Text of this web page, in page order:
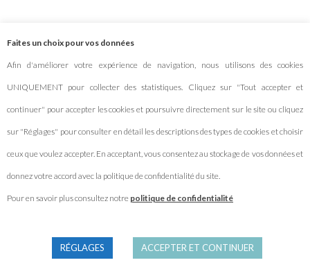
Soumettre un commentaire
Votre adresse e-mail ne sera pas publiée.Les
champs obligatoires sont indiqués avec *
Faites un choix pour vos données
Afin d'améliorer votre expérience de navigation, nous utilisons des cookies
UNIQUEMENT pour collecter des statistiques. Cliquez sur "Tout accepter et
continuer" pour accepter les cookies et poursuivre directement sur le site ou cliquez
sur "Réglages" pour consulter en détail les descriptions des types de cookies et choisir
ceux que voulez accepter. En acceptant, vous consentez au stockage de vos données et
donnez votre accord avec la politique de confidentialité du site.
Pour en savoir plus consultez notre politique de confidentialité
RÉGLAGES ACCEPTER ET CONTINUER